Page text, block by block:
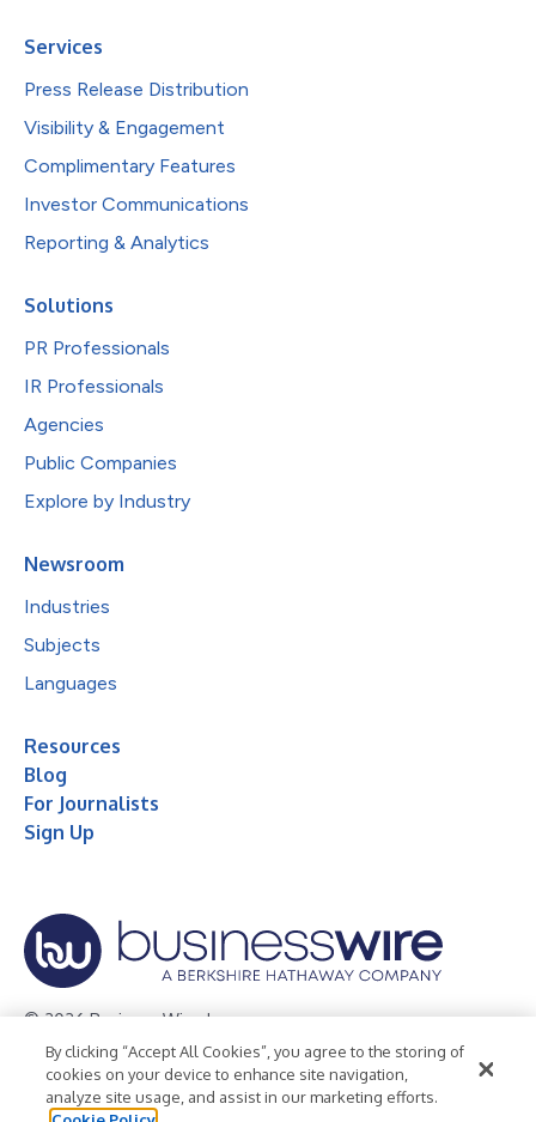
Services
Press Release Distribution
Visibility & Engagement
Complimentary Features
Investor Communications
Reporting & Analytics
Solutions
PR Professionals
IR Professionals
Agencies
Public Companies
Explore by Industry
Newsroom
Industries
Subjects
Languages
Resources
Blog
For Journalists
Sign Up
© 2026 Business Wire, Inc.
Privacy Policy Cookie Policy
Accessibility Statement
Terms of Use
Legal
By clicking “Accept All Cookies”, you agree to the storing of
cookies on your device to enhance site navigation,
analyze site usage, and assist in our marketing efforts.